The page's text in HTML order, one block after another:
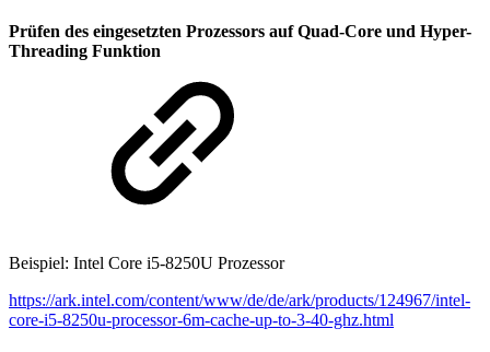
Prüfen des eingesetzten Prozessors auf Quad-Core und Hyper-
Threading Funktion
Beispiel: Intel Core i5-8250U Prozessor
https://ark.intel.com/content/www/de/de/ark/products/124967/intel-
core-i5-8250u-processor-6m-cache-up-to-3-40-ghz.html